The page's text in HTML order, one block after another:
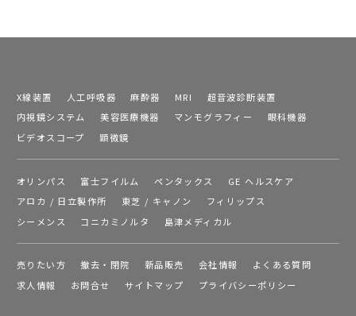
X線装置 人工呼吸器 麻酔器 MRI
超音波診断装置
内視鏡システム
美容医療機器 マンモグラフィー
眼科機器
ビデオスコープ
顕微鏡
オリンパス 富士フイルム ペンタックス
GE ヘルスケア
アロカ / 日立製作所
東芝 / キャノン
フィリップス
シーメンス
コニカミノルタ 島津メディカル
売りたい方 撤去・閉院 新品販売 会社情報
よくある質問
求人情報
お問合せ サイトマップ プライバシーポリシー